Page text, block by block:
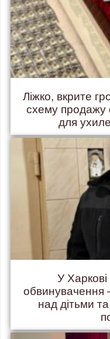
Ліжко, вкрите
схему продажу
для
У
обвинувачення
над дітьми